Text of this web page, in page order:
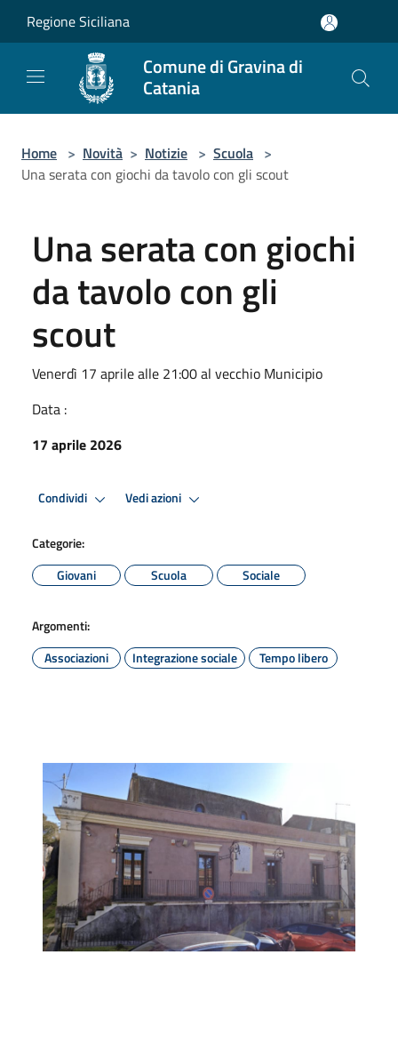
Regione Siciliana
Comune di Gravina di
Catania
Home > Novità > Notizie > Scuola >
Una serata con giochi da tavolo con gli scout
Una serata con giochi
da tavolo con gli
scout
Venerdì 17 aprile alle 21:00 al vecchio Municipio
Data :
17 aprile 2026
Condividi Vedi azioni
Categorie:
Giovani
Scuola Sociale
Argomenti:
Associazioni
Integrazione sociale Tempo libero